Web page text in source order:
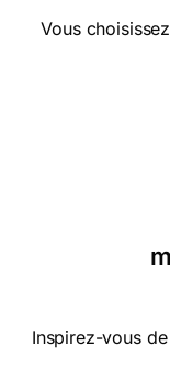
Vous
Inspirez-vous